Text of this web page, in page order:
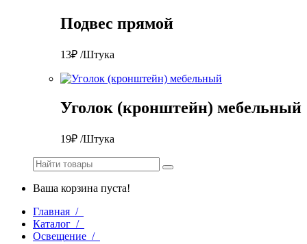
Подвес прямой
13₽ /Штука
Уголок (кронштейн) мебельный
19₽ /Штука
Ваша корзина пуста!
Главная /
Каталог /
Освещение /